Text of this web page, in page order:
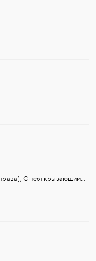
С неоткрывающимися горизонтальными или вертикальными полотнами-вставками